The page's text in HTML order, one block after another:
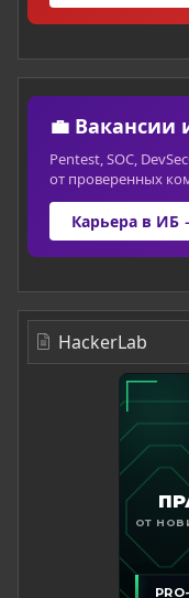
💼 Вакансии
Pentest, SOC,
от проверенных
Карьера в ИБ
HackerLab